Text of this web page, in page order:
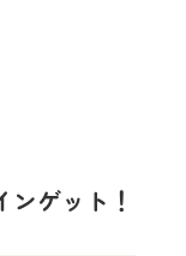
ゲット！